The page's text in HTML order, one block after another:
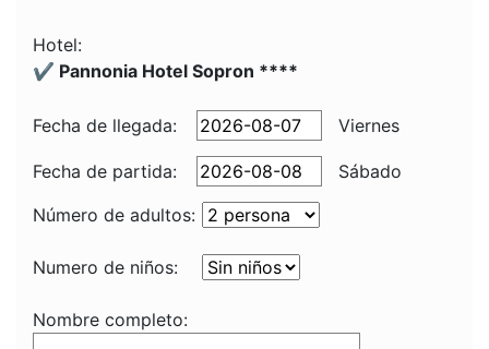
Hotel:
✔️ Pannonia Hotel Sopron ****
Fecha de llegada: Viernes
Fecha de partida:
Sábado
Número de adultos:
Numero de niños:
Nombre completo: